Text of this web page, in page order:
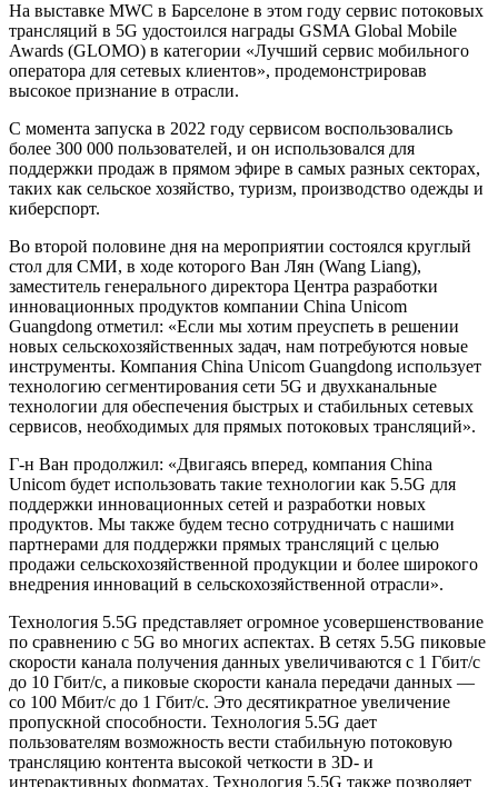
На выставке MWC в Барселоне в этом году сервис потоковых
трансляций в 5G удостоился награды GSMA Global Mobile
Awards (GLOMO) в категории «Лучший сервис мобильного
оператора для сетевых клиентов», продемонстрировав
высокое признание в отрасли.
С момента запуска в 2022 году сервисом воспользовались
более 300 000 пользователей, и он использовался для
поддержки продаж в прямом эфире в самых разных секторах,
таких как сельское хозяйство, туризм, производство одежды и
киберспорт.
Во второй половине дня на мероприятии состоялся круглый
стол для СМИ, в ходе которого Ван Лян (Wang Liang),
заместитель генерального директора Центра разработки
инновационных продуктов компании China Unicom
Guangdong отметил: «Если мы хотим преуспеть в решении
новых сельскохозяйственных задач, нам потребуются новые
инструменты. Компания China Unicom Guangdong использует
технологию сегментирования сети 5G и двухканальные
технологии для обеспечения быстрых и стабильных сетевых
сервисов, необходимых для прямых потоковых трансляций».
Г-н Ван продолжил: «Двигаясь вперед, компания China
Unicom будет использовать такие технологии как 5.5G для
поддержки инновационных сетей и разработки новых
продуктов. Мы также будем тесно сотрудничать с нашими
партнерами для поддержки прямых трансляций с целью
продажи сельскохозяйственной продукции и более широкого
внедрения инноваций в сельскохозяйственной отрасли».
Технология 5.5G представляет огромное усовершенствование
по сравнению с 5G во многих аспектах. В сетях 5.5G пиковые
скорости канала получения данных увеличиваются с 1 Гбит/с
до 10 Гбит/с, а пиковые скорости канала передачи данных —
со 100 Мбит/с до 1 Гбит/с. Это десятикратное увеличение
пропускной способности. Технология 5.5G дает
пользователям возможность вести стабильную потоковую
трансляцию контента высокой четкости в 3D- и
интерактивных форматах. Технология 5.5G также позволяет